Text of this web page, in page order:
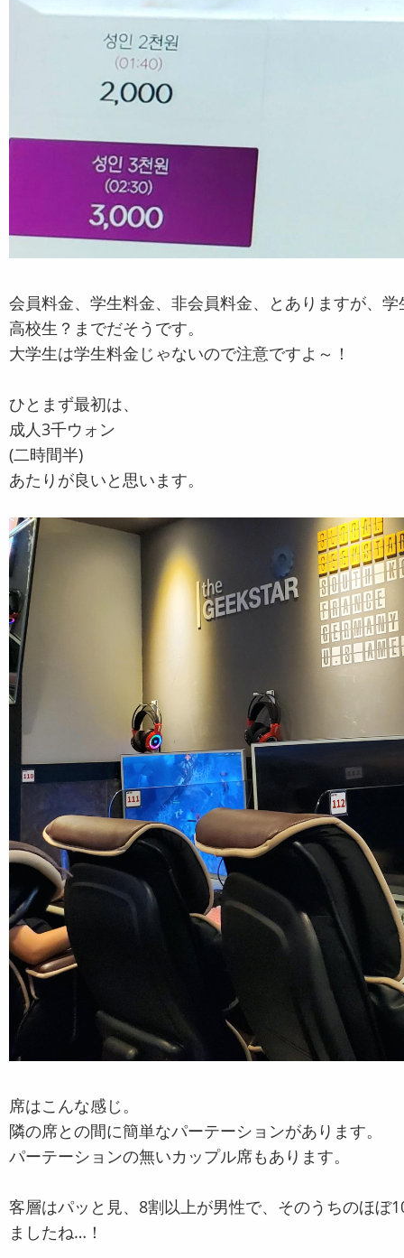
会員料金、学生料金、非会員料金、とありますが、
高校生？までだそうです。
大学生は学生料金じゃないので注意ですよ～！
ひとまず最初は、
成人3千ウォン
(二時間半)
あたりが良いと思います。
席はこんな感じ。
隣の席との間に簡単なパーテーションがあります。
パーテーションの無いカップル席もあります。
客層はパッと見、8割以上が男性で、そのうちのほぼ
ましたね…！